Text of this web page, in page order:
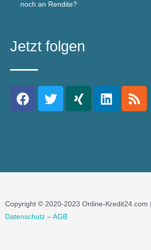
noch an Rendite?
Jetzt folgen
Copyright © 2020-2023 Online-Kredit24.com |
Datenschutz – AGB